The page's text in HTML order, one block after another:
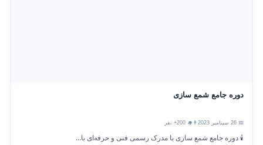
دوره جامع شمع سازی
👨‍🎓 200+ نفر
🕯️ دوره جامع شمع سازی با مدرک رسمی فنی و حرفه‌ای با...